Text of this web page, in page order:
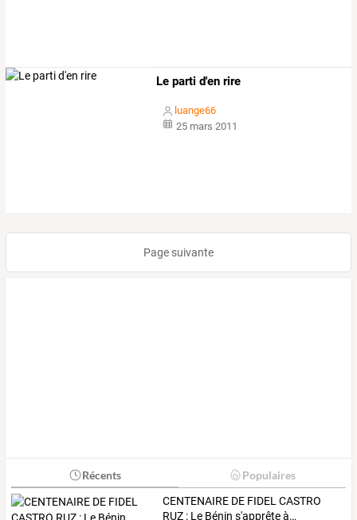
Le parti d'en rire
luange66
25 mars 2011
Page suivante
Récents Populaires
CENTENAIRE DE FIDEL CASTRO
RUZ : Le Bénin s'apprêteà…